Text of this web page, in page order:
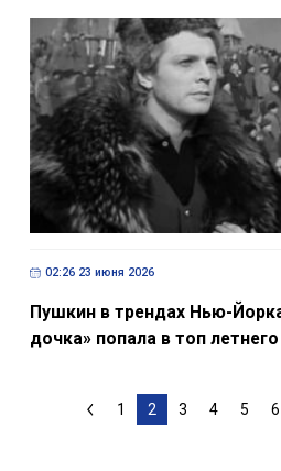
02:26 23 июня 2026
Пушкин в трендах Нью-
дочка» попала в топ
1 2 3 4 5 6